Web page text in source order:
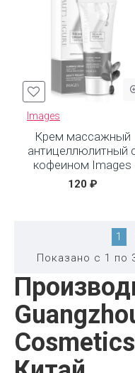
Images
Крем массажный
антицеллюлитный
кофеином Images
120 ₽
1
Показано с 1 по